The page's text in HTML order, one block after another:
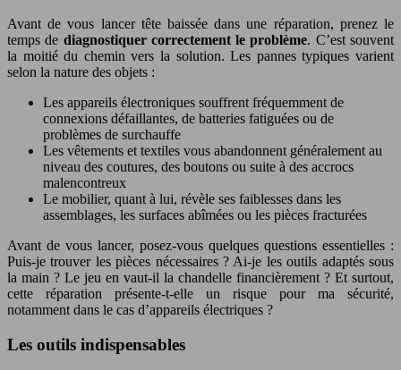
Avant de vous lancer tête baissée dans une réparation, prenez le
temps de diagnostiquer correctement le problème. C’est souvent
la moitié du chemin vers la solution. Les pannes typiques varient
selon la nature des objets :
Les appareils électroniques souffrent fréquemment de
connexions défaillantes, de batteries fatiguées ou de
problèmes de surchauffe
Les vêtements et textiles vous abandonnent généralement au
niveau des coutures, des boutons ou suite à des accrocs
malencontreux
Le mobilier, quant à lui, révèle ses faiblesses dans les
assemblages, les surfaces abîmées ou les pièces fracturées
Avant de vous lancer, posez-vous quelques questions essentielles :
Puis-je trouver les pièces nécessaires ? Ai-je les outils adaptés sous
la main ? Le jeu en vaut-il la chandelle financièrement ? Et surtout,
cette réparation présente-t-elle un risque pour ma sécurité,
notamment dans le cas d’appareils électriques ?
Les outils indispensables